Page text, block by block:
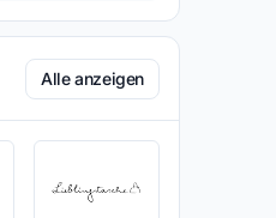
Alle anzeigen